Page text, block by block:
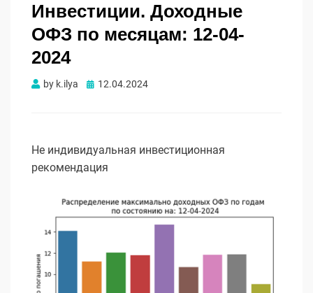
Инвестиции. Доходные
ОФЗ по месяцам: 12-04-
2024
by k.ilya Опубликовано
12.04.2024
Не индивидуальная инвестиционная
рекомендация